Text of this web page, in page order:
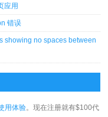
应用
错误
showing no spaces between
用体验。现在注册就有$100代